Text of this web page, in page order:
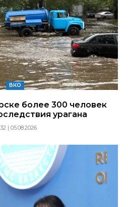
ВКО
более 300 человек
урагана
| 05.08.2026